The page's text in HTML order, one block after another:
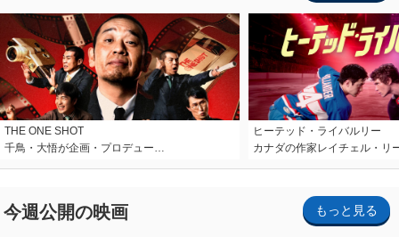
THE ONE SHOT
千鳥・大悟が企画・プロデュー…
ヒーテッド・ライバルリー
カナダの作家レイチェル・リ
今週公開の映画 もっと見る